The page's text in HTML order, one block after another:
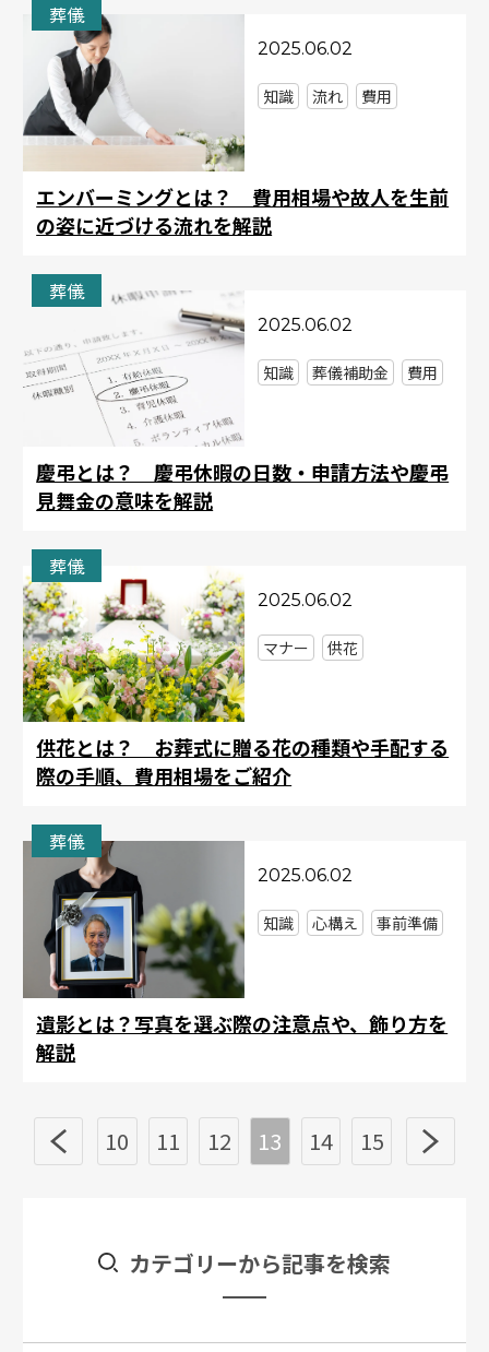
葬儀
2025.06.02
エンバーミングとは？ 費用相場や故人を生前
の姿に近づける流れを解説
知識 流れ 費用
葬儀
2025.06.02
慶弔とは？ 慶弔休暇の日数・申請方法や慶弔
見舞金の意味を解説
知識 葬儀補助金 費用
葬儀
2025.06.02
供花とは？ お葬式に贈る花の種類や手配する
際の手順、費用相場をご紹介
マナー 供花
葬儀
2025.06.02
遺影とは？写真を選ぶ際の注意点や、飾り方を
解説
知識 心構え 事前準備
10 11 12 13 14 15
カテゴリーから記事を検索